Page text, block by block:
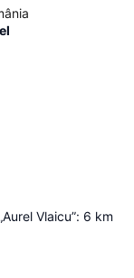
Vlaicu”: 6 km